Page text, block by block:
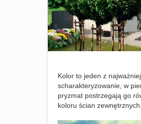
Kolor to jeden z
scharakteryzowanie, w
pryzmat postrzegają go
koloru ścian zewnętrznych.